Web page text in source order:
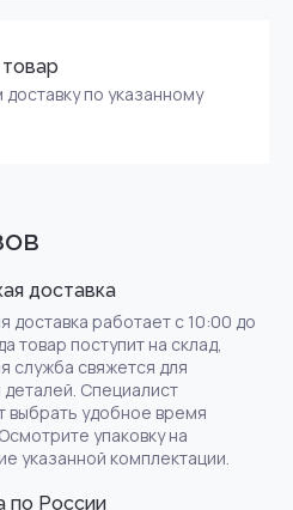
по указанному
доставка
доставка работает с 10:00 до
товар поступит на склад,
служба свяжется для
деталей. Специалист
выбрать удобное время
упаковку на
указанной комплектации.
по России